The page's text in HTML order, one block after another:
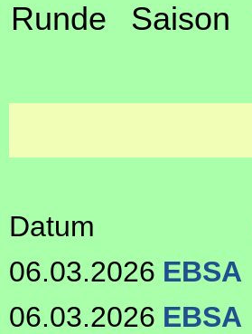
Runde Saison
Datum
06.03.2026 EBSA
06.03.2026 EBSA